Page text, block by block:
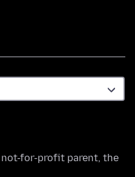
not-for-profit parent, the